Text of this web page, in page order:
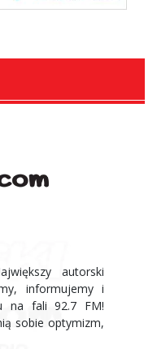
autorski
informujemy i
na fali 92.7 FM!
sobie optymizm,